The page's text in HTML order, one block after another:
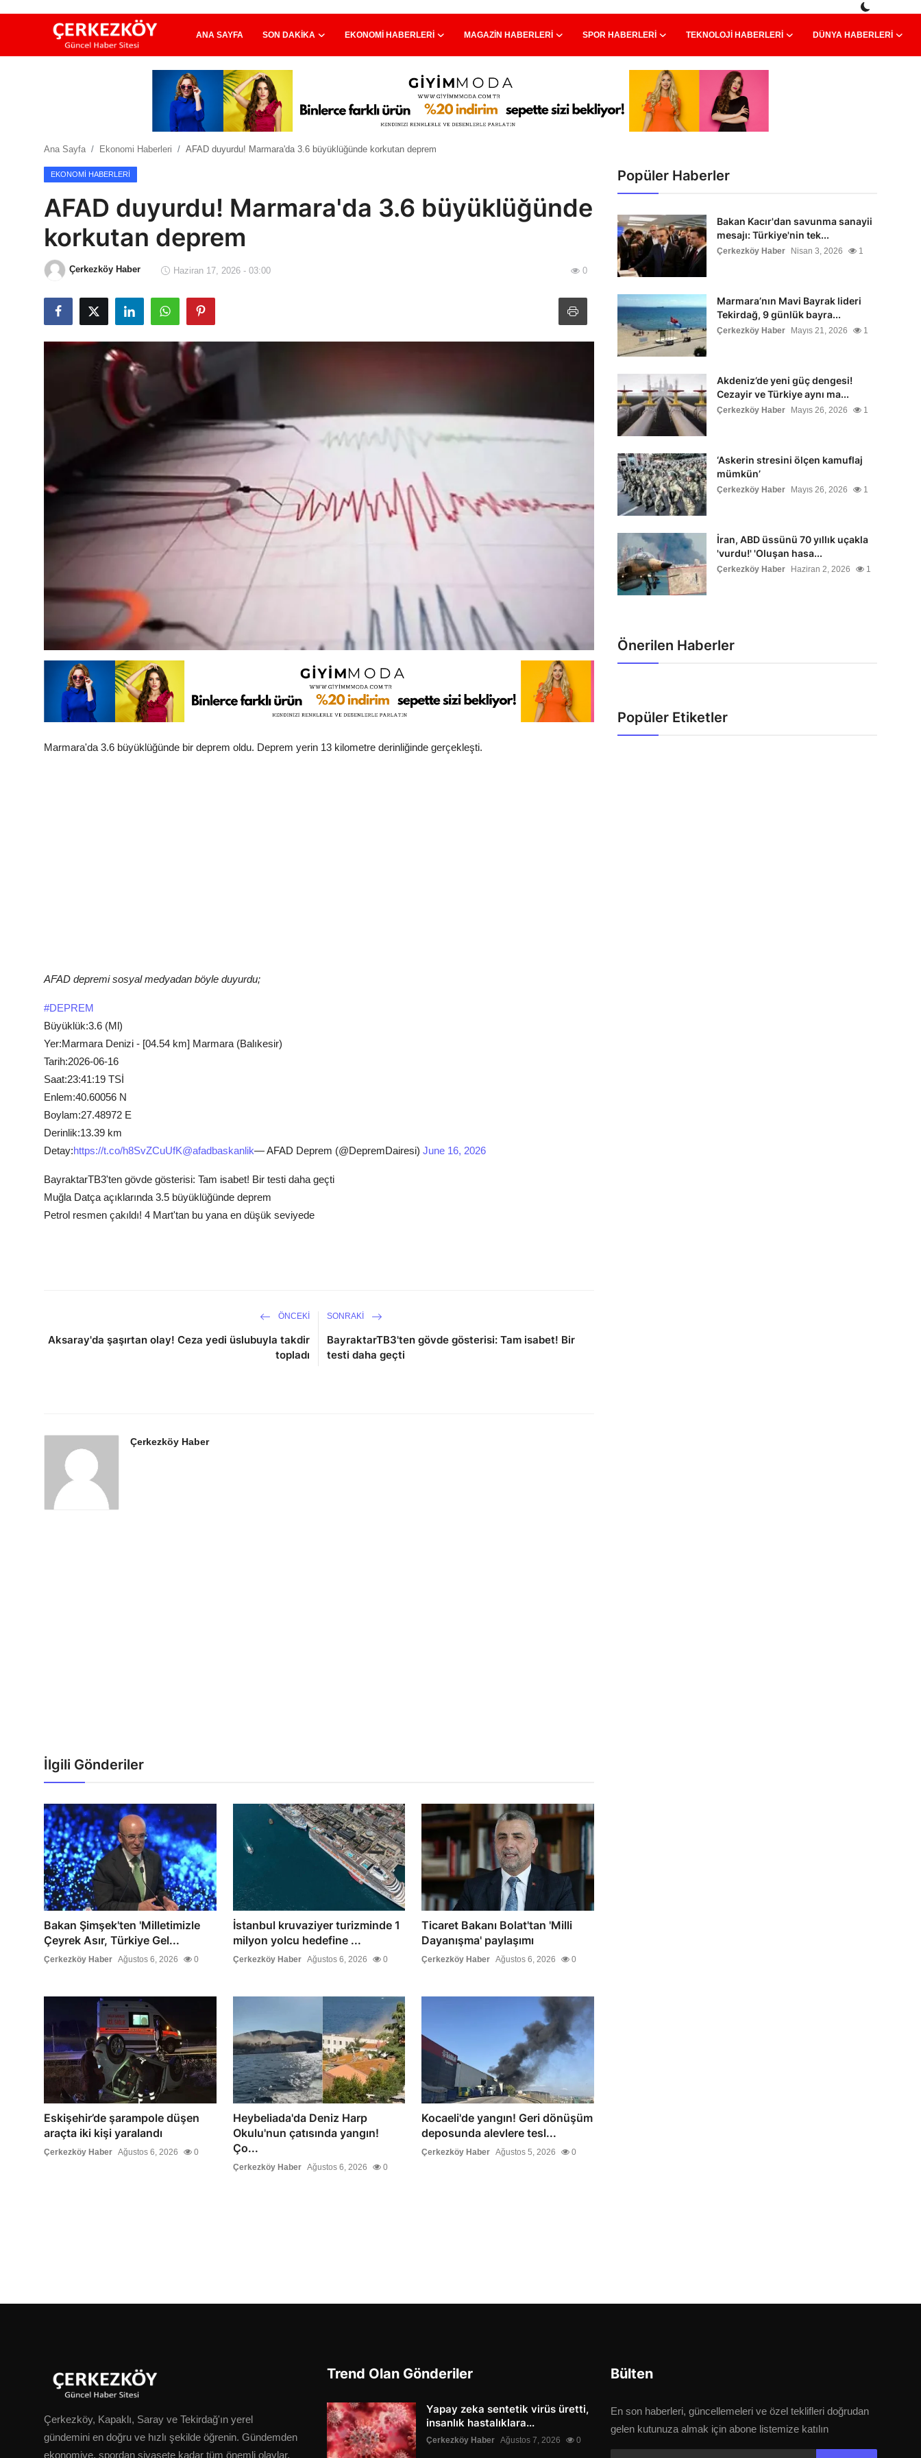
ANA SAYFA SON DAKIKA EKONOMI HABERLERI MAGAZIN HABERLERI SPOR HABERLERI TEKNOLOJI HABERLERI DÜNYA HABERLERI
Ekonomi Haberleri
Teknoloji Haberleri
Çerkezköy
Ana Sayfa Ekonomi Haberleri AFAD duyurdu! Marmara'da 3.6 büyüklüğünde korkutan deprem
EKONOMI HABERLERI
AFAD duyurdu! Marmara'da 3.6 büyüklüğünde
korkutan deprem
Çerkezköy Haber Haziran 17, 2026 - 03:00 0
Marmara'da 3.6 büyüklüğünde bir deprem oldu. Deprem yerin 13 kilometre derinliğinde gerçekleşti.
AFAD depremi sosyal medyadan böyle duyurdu;
#DEPREM
Büyüklük:3.6 (Ml)
Yer:Marmara Denizi - [04.54 km] Marmara (Balıkesir)
Tarih:2026-06-16
Saat:23:41:19 TSİ
Enlem:40.60056 N
Boylam:27.48972 E
Derinlik:13.39 km
Detay:https://t.co/h8SvZCuUfK@afadbaskanlik— AFAD Deprem (@DepremDairesi) June 16, 2026
BayraktarTB3'ten gövde gösterisi: Tam isabet! Bir testi daha geçti
Muğla Datça açıklarında 3.5 büyüklüğünde deprem
Petrol resmen çakıldı! 4 Mart'tan bu yana en düşük seviyede
ÖNCEKI
Aksaray'da şaşırtan olay! Ceza yedi üslubuyla takdir
topladı
SONRAKI
BayraktarTB3'ten gövde gösterisi: Tam isabet! Bir
testi daha geçti
Çerkezköy Haber
İlgili Gönderiler
Bakan Şimşek'ten 'Milletimizle
Çeyrek Asır, Türkiye Gel...
Çerkezköy Haber Ağustos 6, 2026 0
İstanbul kruvaziyer turizminde 1
milyon yolcu hedefine ...
Çerkezköy Haber Ağustos 6, 2026 0
Ticaret Bakanı Bolat'tan 'Milli
Dayanışma' paylaşımı
Çerkezköy Haber Ağustos 6, 2026 0
Eskişehir’de şarampole düşen
araçta iki kişi yaralandı
Çerkezköy Haber Ağustos 6, 2026 0
Heybeliada'da Deniz Harp
Okulu'nun çatısında yangın!
Ço...
Çerkezköy Haber Ağustos 6, 2026 0
Kocaeli'de yangın! Geri dönüşüm
deposunda alevlere tesl...
Çerkezköy Haber Ağustos 5, 2026 0
Popüler Haberler
Bakan Kacır'dan savunma sanayii
mesajı: Türkiye'nin tek...
Çerkezköy Haber Nisan 3, 2026 1
Marmara’nın Mavi Bayrak lideri
Tekirdağ, 9 günlük bayra...
Çerkezköy Haber Mayıs 21, 2026 1
Akdeniz’de yeni güç dengesi!
Cezayir ve Türkiye aynı ma...
Çerkezköy Haber Mayıs 26, 2026 1
‘Askerin stresini ölçen kamuflaj
mümkün’
Çerkezköy Haber Mayıs 26, 2026 1
İran, ABD üssünü 70 yıllık uçakla
'vurdu!' 'Oluşan hasa...
Çerkezköy Haber Haziran 2, 2026 1
Önerilen Haberler
Popüler Etiketler
Çerkezköy, Kapaklı, Saray ve Tekirdağ'ın yerel
gündemini en doğru ve hızlı şekilde öğrenin. Gündemden
ekonomiye, spordan siyasete kadar tüm önemli olaylar.
Trend Olan Gönderiler
Yapay zeka sentetik virüs üretti,
insanlık hastalıklara...
Çerkezköy Haber Ağustos 7, 2026 0
Bülten
En son haberleri, güncellemeleri ve özel teklifleri doğrudan
gelen kutunuza almak için abone listemize katılın